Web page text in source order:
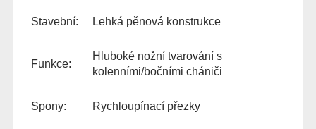
Stavební: Lehká pěnová konstrukce
Funkce:
Hluboké nožní tvarování s
kolenními/bočními chániči
Spony: Rychloupínací přezky